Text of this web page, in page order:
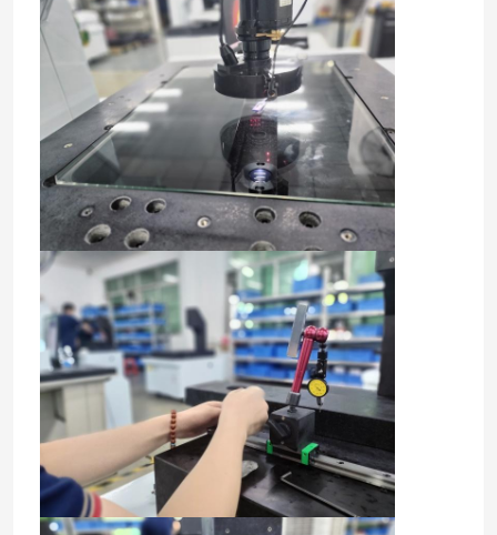
Ürün
Videolar
Hakkımızda
Fabrika turu
Kalite kontrol
Bizimle İletişim
Vakalar